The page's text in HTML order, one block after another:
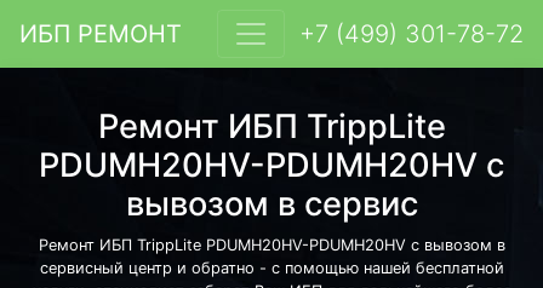
ИБП РЕМОНТ +7 (499) 301-78-72
Ремонт ИБП TrippLite
PDUMH20HV-PDUMH20HV с
вывозом в сервис
Ремонт ИБП TrippLite PDUMH20HV-PDUMH20HV с вывозом в
сервисный центр и обратно - с помощью нашей бесплатной